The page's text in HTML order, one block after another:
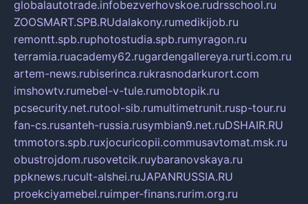
globalautotrade.infobezverhovskoe.rudrsschool.ru
ZOOSMART.SPB.RUdalakony.rumedikijob.ru
remontt.spb.ruphotostudia.spb.rumyragon.ru
terramia.ruacademy62.rugardengallereya.rurti.com.ru
artem-news.rubiserinca.rukrasnodarkurort.com
imshowtv.rumebel-v-tule.rumobtopik.ru
pcsecurity.net.rutool-sib.rumultimetrunit.rusp-tour.ru
fan-cs.rusanteh-russia.rusymbian9.net.ruDSHAIR.RU
tmmotors.spb.ruxjocuricopii.commusavtomat.msk.ru
obustrojdom.rusovetcik.ruybaranovskaya.ru
ppknews.rucult-alshei.ruJAPANRUSSIA.RU
proekciyamebel.ruimper-finans.rurim.org.ru